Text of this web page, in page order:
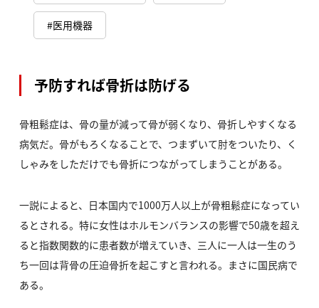
医用機器
予防すれば骨折は防げる
骨粗鬆症は、骨の量が減って骨が弱くなり、骨折しやすくなる
病気だ。骨がもろくなることで、つまずいて肘をついたり、く
しゃみをしただけでも骨折につながってしまうことがある。
一説によると、日本国内で1000万人以上が骨粗鬆症になってい
るとされる。特に女性はホルモンバランスの影響で50歳を超え
ると指数関数的に患者数が増えていき、三人に一人は一生のう
ち一回は背骨の圧迫骨折を起こすと言われる。まさに国民病で
ある。